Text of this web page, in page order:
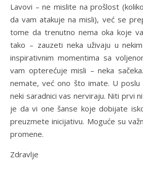
Lavovi – ne mislite na prošlost
da vam atakuje na misli), već se
tome da trenutno nema oka koje
tako – zauzeti neka uživaju u
inspirativnim momentima sa
vam opterećuje misli – neka
nemate, već ono što imate. U poslu
neki saradnici vas nerviraju. Niti prvi
je da vi one šanse koje dobijate
preuzmete inicijativu. Moguće su
promene.
Zdravlje